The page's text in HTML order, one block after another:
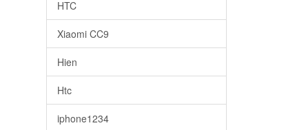
HTC
Xiaomi CC9
Hien
Htc
iphone1234